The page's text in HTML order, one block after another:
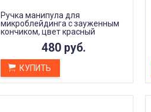
3 октября 2023 22:45
Ручка манипула для
микроблейдинга с зауженным
кончиком, цвет красный
480 руб.
КУПИТЬ